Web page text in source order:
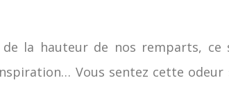
la hauteur de nos remparts, ce
Vous sentez cette